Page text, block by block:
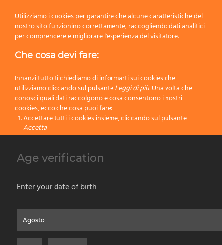
Precedente
Successivo
1″x3″ 76 mm 6
1″x5″
Home Chi Siamo
Privacy & Cookies Policy
Social Media Policy
Disclaimer
Utilizziamo i cookies per garantire che alcune caratteristiche del
nostro sito funzionino correttamente, raccogliendo dati analitici
per comprendere e migliorare l'esperienza del visitatore.
Che cosa devi fare:
Innanzi tutto ti chiediamo di informarti sui cookies che
utilizziamo cliccando sul pulsanteLeggi di più.Una volta che
conosci quali dati raccolgono e cosa consentono i nostri
cookies, ecco che cosa puoi fare:
Accettare tutti i cookies insieme, cliccando sul pulsante
Accetta
Specificare le tue preferenze impostando selettivamente i
Bloccare tutti i cookies cliccando sul pulsante
Rifiuta
Age verification
Enter your date of birth